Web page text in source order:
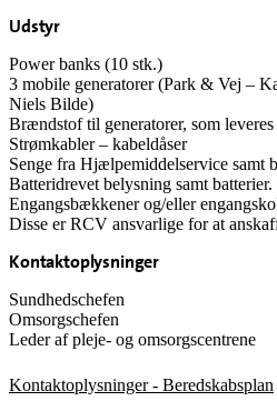
Udstyr
Power banks (10 stk.)
3 mobile generatorer (Park & Vej –
Niels Bilde)
Brændstof til generatorer, som leveres
Strømkabler – kabeldåser
Senge fra Hjælpemiddelservice samt
Batteridrevet belysning samt
Engangsbækkener og/eller
Disse er RCV ansvarlige for at
Kontaktoplysninger
Sundhedschefen
Omsorgschefen
Leder af pleje- og omsorgscentrene
Kontaktoplysninger - Beredskabsplan